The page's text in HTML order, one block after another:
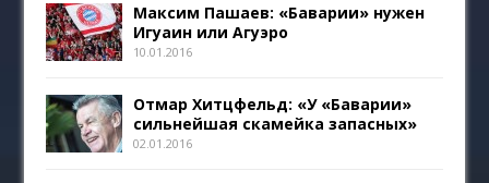
Максим Пашаев: «Баварии» нужен
Игуаин или Агуэро
10.01.2016
Отмар Хитцфельд: «У «Баварии»
сильнейшая скамейка запасных»
02.01.2016